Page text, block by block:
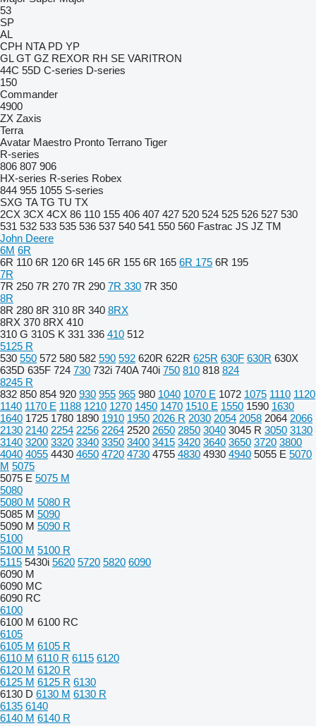
53
SP
AL
CPH NTA PD YP
GL GT GZ REXOR RH SE VARITRON
44C 55D C-series D-series
150
Commander
4900
ZX Zaxis
Terra
Avatar Maestro Pronto Terrano Tiger
R-series
806 807 906
HX-series R-series Robex
844 955 1055 S-series
SXG TA TG TU TX
2CX 3CX 4CX 86 110 155 406 407 427 520 524 525 526 527 530
531 532 533 535 536 537 540 541 550 560 Fastrac JS JZ TM
John Deere
6M 6R
6R 110 6R 120 6R 145 6R 155 6R 165 6R 175 6R 195
7R
7R 250 7R 270 7R 290 7R 330 7R 350
8R
8R 280 8R 310 8R 340 8RX
8RX 370 8RX 410
310 G 310S K 331 336 410 512
5125 R
530 550 572 580 582 590 592 620R 622R 625R 630F 630R 630X
635D 635F 724 730 732i 740A 740i 750 810 818 824
8245 R
832 850 854 920 930 955 965 980 1040 1070 E 1072 1075 1110 1120
1140 1170 E 1188 1210 1270 1450 1470 1510 E 1550 1590 1630
1640 1725 1780 1890 1910 1950 2026 R 2030 2054 2058 2064 2066
2130 2140 2254 2256 2264 2520 2650 2850 3040 3045 R 3050 3130
3140 3200 3320 3340 3350 3400 3415 3420 3640 3650 3720 3800
4040 4055 4430 4650 4720 4730 4755 4830 4930 4940 5055 E 5070
M 5075
5075 E 5075 M
5080
5080 M 5080 R
5085 M 5090
5090 M 5090 R
5100
5100 M 5100 R
5115 5430i 5620 5720 5820 6090
6090 M
6090 MC
6090 RC
6100
6100 M 6100 RC
6105
6105 M 6105 R
6110 M 6110 R 6115 6120
6120 M 6120 R
6125 M 6125 R 6130
6130 D 6130 M 6130 R
6135 6140
6140 M 6140 R